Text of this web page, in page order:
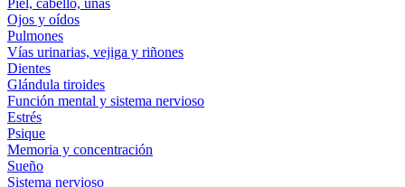
Piel, cabello, uñas
Ojos y oídos
Pulmones
Vías urinarias, vejiga y riñones
Dientes
Glándula tiroides
Función mental y sistema nervioso
Estrés
Psique
Memoria y concentración
Sueño
Sistema nervioso